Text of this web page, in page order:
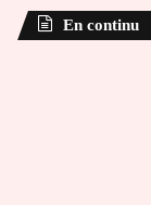
En continu